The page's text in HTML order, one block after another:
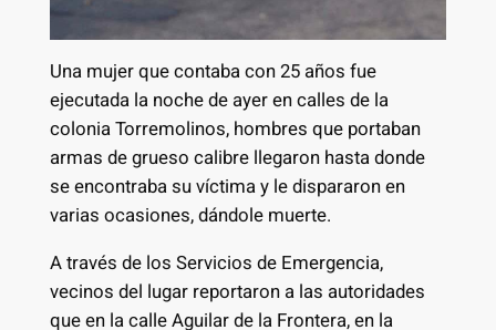
Una mujer que contaba con 25 años fue
ejecutada la noche de ayer en calles de la
colonia Torremolinos, hombres que portaban
armas de grueso calibre llegaron hasta donde
se encontraba su víctima y le dispararon en
varias ocasiones, dándole muerte.
A través de los Servicios de Emergencia,
vecinos del lugar reportaron a las autoridades
que en la calle Aguilar de la Frontera, en la